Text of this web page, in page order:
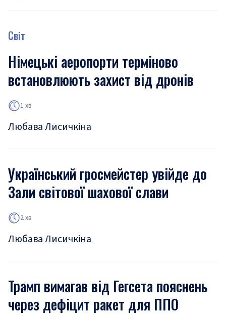
Світ
Німецькі аеропорти терміново
встановлюють захист від дронів
1 хв
Любава Лисичкіна
Український гросмейстер увійде до
Зали світової шахової слави
2 хв
Любава Лисичкіна
Трамп вимагав від Гегсета пояснень
через дефіцит ракет для ППО